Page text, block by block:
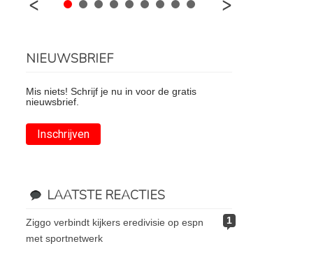
NIEUWSBRIEF
Mis niets! Schrijf je nu in voor de gratis
nieuwsbrief.
Inschrijven
LAATSTE REACTIES
1
ziggo verbindt kijkers eredivisie op espn
met sportnetwerk